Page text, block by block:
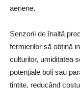
aeriene.
Senzorii de înaltă
fermierilor să obțină
culturilor, umiditatea
potențiale boli sau
țintite, reducând